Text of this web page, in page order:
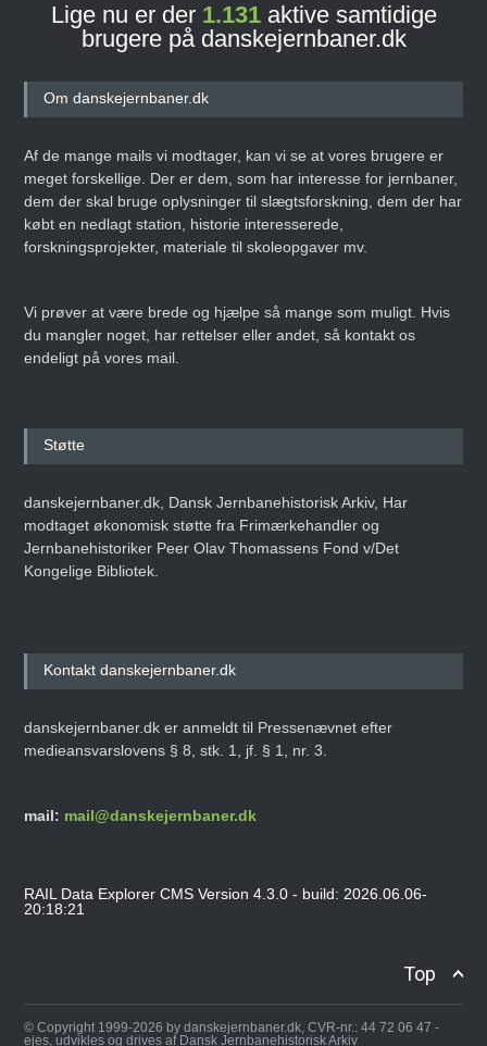
Lige nu er der 1.131aktive samtidige
brugere på danskejernbaner.dk
Om danskejernbaner.dk
Af de mange mails vi modtager, kan vi se at vores brugere er
meget forskellige. Der er dem, som har interesse for jernbaner,
dem der skal bruge oplysninger til slægtsforskning, dem der har
købt en nedlagt station, historie interesserede,
forskningsprojekter, materiale til skoleopgaver mv.
Vi prøver at være brede og hjælpe så mange som muligt. Hvis
du mangler noget, har rettelser eller andet, så kontakt os
endeligt på vores mail.
Støtte
danskejernbaner.dk, Dansk Jernbanehistorisk Arkiv, Har
modtaget økonomisk støtte fra Frimærkehandler og
Jernbanehistoriker Peer Olav Thomassens Fond v/Det
Kongelige Bibliotek.
Kontakt danskejernbaner.dk
danskejernbaner.dk er anmeldt til Pressenævnet efter
medieansvarslovens § 8, stk. 1, jf. § 1, nr. 3.
mail: mail@danskejernbaner.dk
RAIL Data Explorer CMS Version 4.3.0 - build: 2026.06.06-
20:18:21
Top
© Copyright 1999-2026 by danskejernbaner.dk, CVR-nr.: 44 72 06 47 -
ejes, udvikles og drives af Dansk Jernbanehistorisk Arkiv